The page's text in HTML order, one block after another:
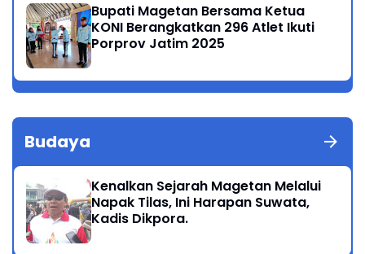
Bupati Magetan Bersama Ketua
KONI Berangkatkan 296 Atlet Ikuti
Porprov Jatim 2025
Budaya
Kenalkan Sejarah Magetan Melalui
Napak Tilas, Ini Harapan Suwata,
Kadis Dikpora.